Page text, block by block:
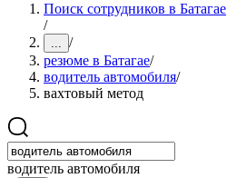
Поиск сотрудников в Батагае
/
... /
резюме в Батагае/
водитель автомобиля/
вахтовый метод
водитель автомобиля